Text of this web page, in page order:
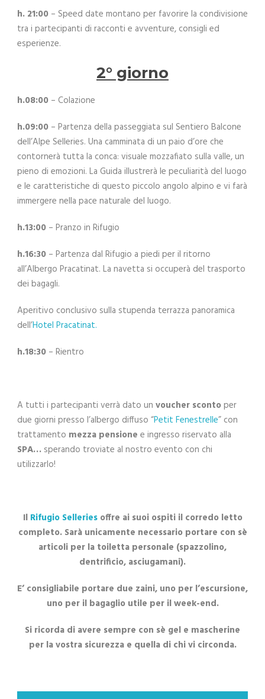
h. 21:00 – Speed date montano per favorire la condivisione
tra i partecipanti di racconti e avventure, consigli ed
esperienze.
2° giorno
h.08:00 – Colazione
h.09:00 – Partenza della passeggiata sul Sentiero Balcone
dell’Alpe Selleries. Una camminata di un paio d’ore che
contornerà tutta la conca: visuale mozzafiato sulla valle, un
pieno di emozioni. La Guida illustrerà le peculiarità del luogo
e le caratteristiche di questo piccolo angolo alpino e vi farà
immergere nella pace naturale del luogo.
h.13:00 – Pranzo in Rifugio
h.16:30 – Partenza dal Rifugio a piedi per il ritorno
all’Albergo Pracatinat. La navetta si occuperà del trasporto
dei bagagli.
Aperitivo conclusivo sulla stupenda terrazza panoramica
dell’Hotel Pracatinat.
h.18:30 – Rientro
A tutti i partecipanti verrà dato un voucher scontoper
due giorni presso l’albergo diffuso “Petit Fenestrelle” con
trattamento mezza pensione e ingresso riservato alla
SPA… sperando troviate al nostro evento con chi
utilizzarlo!
Il Rifugio Selleriesoffre ai suoi ospiti il corredo letto
completo. Sarà unicamente necessario portare con sè
articoli per la toiletta personale (spazzolino,
dentrificio, asciugamani).
E’ consigliabile portare due zaini, uno per l’escursione,
uno per il bagaglio utile per il week-end.
Si ricorda di avere sempre con sè gel e mascherine
per la vostra sicurezza e quella di chi vi circonda.